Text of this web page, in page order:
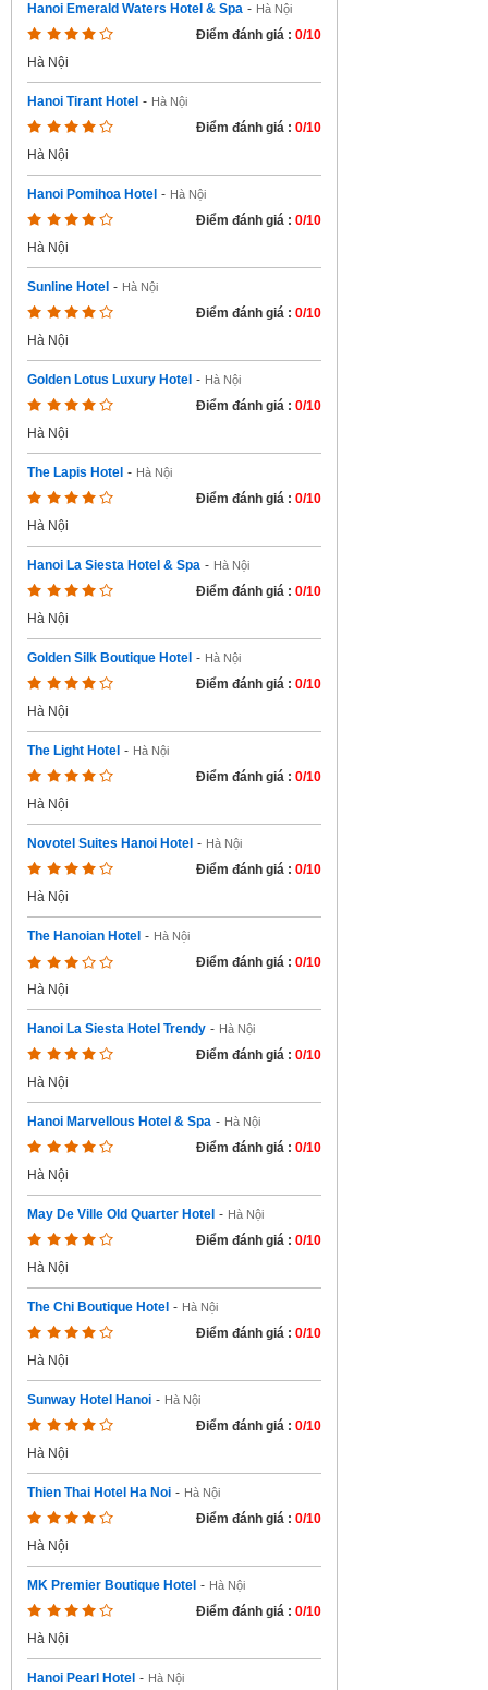
Hanoi Emerald Waters Hotel & Spa - Hà Nội
Điểm đánh giá : 0/10
Hà Nội
Hanoi Tirant Hotel - Hà Nội
Điểm đánh giá : 0/10
Hà Nội
Hanoi Pomihoa Hotel - Hà Nội
Điểm đánh giá : 0/10
Hà Nội
Sunline Hotel - Hà Nội
Điểm đánh giá : 0/10
Hà Nội
Golden Lotus Luxury Hotel - Hà Nội
Điểm đánh giá : 0/10
Hà Nội
The Lapis Hotel - Hà Nội
Điểm đánh giá : 0/10
Hà Nội
Hanoi La Siesta Hotel & Spa - Hà Nội
Điểm đánh giá : 0/10
Hà Nội
Golden Silk Boutique Hotel - Hà Nội
Điểm đánh giá : 0/10
Hà Nội
The Light Hotel - Hà Nội
Điểm đánh giá : 0/10
Hà Nội
Novotel Suites Hanoi Hotel - Hà Nội
Điểm đánh giá : 0/10
Hà Nội
The Hanoian Hotel - Hà Nội
Điểm đánh giá : 0/10
Hà Nội
Hanoi La Siesta Hotel Trendy - Hà Nội
Điểm đánh giá : 0/10
Hà Nội
Hanoi Marvellous Hotel & Spa - Hà Nội
Điểm đánh giá : 0/10
Hà Nội
May De Ville Old Quarter Hotel - Hà Nội
Điểm đánh giá : 0/10
Hà Nội
The Chi Boutique Hotel - Hà Nội
Điểm đánh giá : 0/10
Hà Nội
Sunway Hotel Hanoi - Hà Nội
Điểm đánh giá : 0/10
Hà Nội
Thien Thai Hotel Ha Noi - Hà Nội
Điểm đánh giá : 0/10
Hà Nội
MK Premier Boutique Hotel - Hà Nội
Điểm đánh giá : 0/10
Hà Nội
Hanoi Pearl Hotel - Hà Nội